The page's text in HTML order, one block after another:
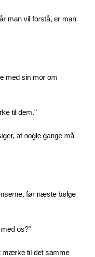
man vil forstå, er man
med sin mor om
til dem."
at nogle gange må
før næste bølge
os?"
mærke til det samme